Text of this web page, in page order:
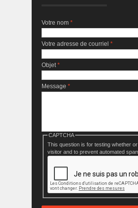
Votre nom *
Votre adresse de courriel *
Objet *
Message *
CAPTCHA
This question is for testing whether
visitor and to prevent automated